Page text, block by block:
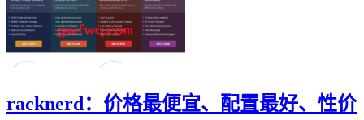
racknerd：价格最便宜、配置最好、性价